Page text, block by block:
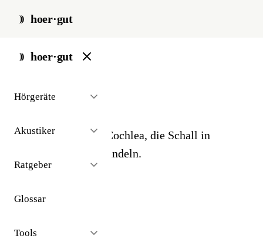
hoer·gut
hoer·gut
Hörgeräte
Akustiker
Ratgeber
Glossar
Tools
start / glossar / haarzellen
Haarzellen
Sinneszellen in der Cochlea, die Schall in
Nervensignale umwandeln.